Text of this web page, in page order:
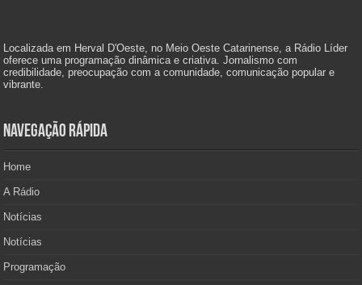
Localizada em Herval D'Oeste, no Meio Oeste Catarinense, a Rádio Líder
oferece uma programação dinâmica e criativa. Jornalismo com
credibilidade, preocupação com a comunidade, comunicação popular e
vibrante.
Navegação Rápida
Home
A Rádio
Notícias
Notícias
Programação